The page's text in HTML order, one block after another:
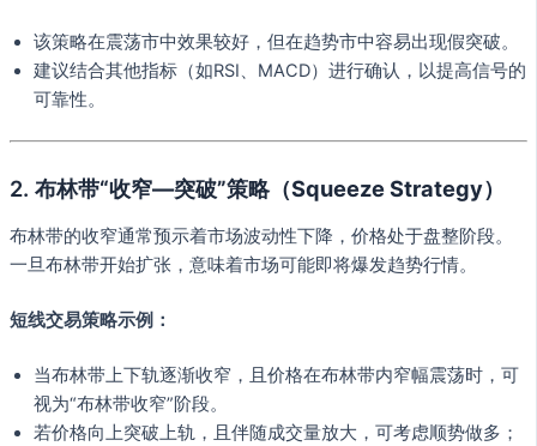
该策略在震荡市中效果较好，但在趋势市中容易出现假突破。
建议结合其他指标（如RSI、MACD）进行确认，以提高信号的
可靠性。
2. 布林带“收窄—突破”策略（Squeeze Strategy）
布林带的收窄通常预示着市场波动性下降，价格处于盘整阶段。
一旦布林带开始扩张，意味着市场可能即将爆发趋势行情。
短线交易策略示例：
当布林带上下轨逐渐收窄，且价格在布林带内窄幅震荡时，可
视为“布林带收窄”阶段。
若价格向上突破上轨，且伴随成交量放大，可考虑顺势做多；